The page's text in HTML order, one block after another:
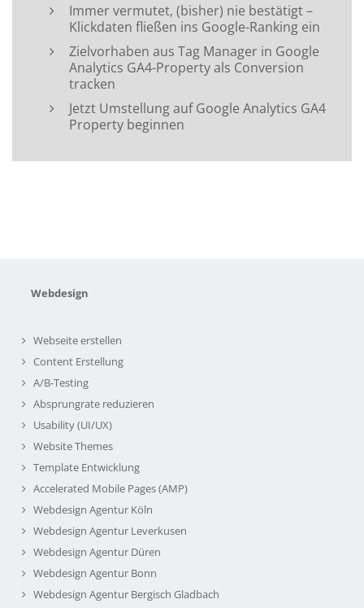
Immer vermutet, (bisher) nie bestätigt –
Klickdaten fließen ins Google-Ranking ein
Zielvorhaben aus Tag Manager in Google
Analytics GA4-Property als Conversion
tracken
Jetzt Umstellung auf Google Analytics GA4
Property beginnen
Webdesign
Webseite erstellen
Content Erstellung
A/B-Testing
Absprungrate reduzieren
Usability (UI/UX)
Website Themes
Template Entwicklung
Accelerated Mobile Pages (AMP)
Webdesign Agentur Köln
Webdesign Agentur Leverkusen
Webdesign Agentur Düren
Webdesign Agentur Bonn
Webdesign Agentur Bergisch Gladbach